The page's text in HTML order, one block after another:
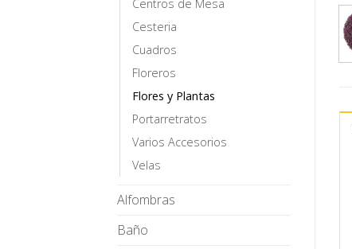
Centros de Mesa
Cesteria
Cuadros
Floreros
Flores y Plantas
Portarretratos
Varios Accesorios
Velas
Alfombras
Baño